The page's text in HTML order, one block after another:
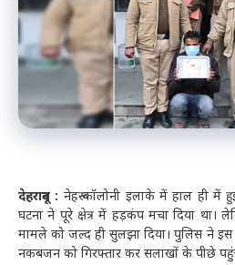
देहरादून : नेहरू कॉलोनी इलाके में हाल ही
घटना ने पूरे क्षेत्र में हड़कंप मचा दिया था।
मामले को जल्द ही सुलझा दिया। पुलिस ने इस
नकबजन को गिरफ्तार कर सलाखों के पीछे